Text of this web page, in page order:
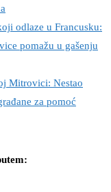
odlaze u Francusku:
pomažu u gašenju
Mitrovici: Nestao
za pomoć